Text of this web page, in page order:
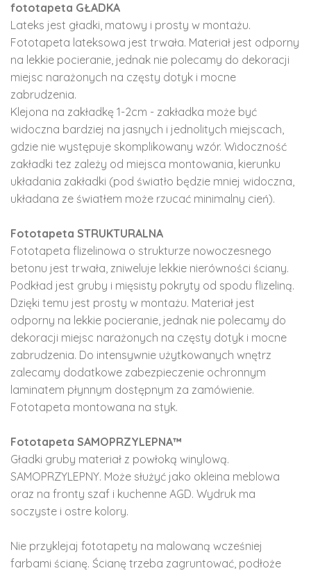
fototapeta GŁADKA
Lateks jest gładki, matowy i prosty w montażu.
Fototapeta lateksowa jest trwała. Materiał jest odporny
na lekkie pocieranie, jednak nie polecamy do dekoracji
miejsc narażonych na częsty dotyk i mocne
zabrudzenia.
Klejona na zakładkę 1-2cm - zakładka może być
widoczna bardziej na jasnych i jednolitych miejscach,
gdzie nie występuje skomplikowany wzór. Widoczność
zakładki tez zależy od miejsca montowania, kierunku
układania zakładki (pod światło będzie mniej widoczna,
układana ze światłem może rzucać minimalny cień).
Fototapeta STRUKTURALNA
Fototapeta flizelinowa o strukturze nowoczesnego
betonu jest trwała, zniweluje lekkie nierówności ściany.
Podkład jest gruby i mięsisty pokryty od spodu flizeliną.
Dzięki temu jest prosty w montażu. Materiał jest
odporny na lekkie pocieranie, jednak nie polecamy do
dekoracji miejsc narażonych na częsty dotyk i mocne
zabrudzenia. Do intensywnie użytkowanych wnętrz
zalecamy dodatkowe zabezpieczenie ochronnym
laminatem płynnym dostępnym za zamówienie.
Fototapeta montowana na styk.
Fototapeta SAMOPRZYLEPNA™
Gładki gruby materiał z powłoką winylową.
SAMOPRZYLEPNY. Może służyć jako okleina meblowa
oraz na fronty szaf i kuchenne AGD. Wydruk ma
soczyste i ostre kolory.
Nie przyklejaj fototapety na malowaną wcześniej
farbami ścianę. Ścianę trzeba zagruntować, podłoże